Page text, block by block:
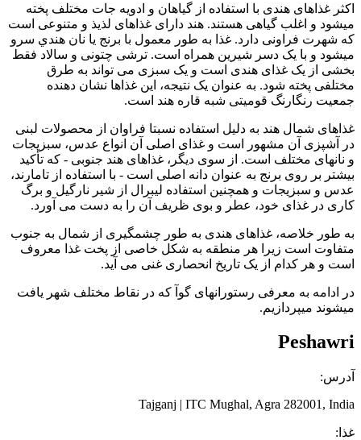
اکثر غذاهای هندی با استفاده از گیاهان و ادویه جات مختلف پخته
میشود و اغلب گیاهی هستند. هند دارای غذاهای لذیذ و متنوعی است
که شهرت فراونی دارد. غذا به طور معمول با برنج یا نان هندي سرو
میشود و با یک دسر شیرین همراه است. ترشی چتونی و سالاد فقط
بخشی از یک غذای هندی است و یک سبزی می تواند به طرق
مختلفی پخته شود. به عنوان یک نتیجه، این غذاها نشان دهنده
جمعیت رنگارنگ قومیتی شبه قاره هند است.
غذاهای شمال هند به دلیل استفاده نسبتا فراوان از محصولات لبنی
در آشپزی آن مشهور است و غذای اصلی آن انواع عدس، سبزیجات
و نانهای مختلف است. از سوی دیگر، غذاهای هند جنوبی - که تأکید
بیشتر بر روی برنج به عنوان دانه اصلی است - با استفاده از تامارند،
عدس و سبزیجات و همچنین استفاده لیبرال از شیر نارگیل و برگ
کاری در غذای خود، عطر و بوی ظریف آن را به دست می آورد.
به طور خلاصه، غذاهای هندی به طور چشمگیری از شمال به جنوب
متفاوت است زیرا هر منطقه به شکل خاصی از پخت غذا معروف
است و هر کدام از یک تاریخ انحصاری غنی می آید.
در ادامه به معرفی رستورانهای گوآ که در نقاط مختلف شهر یافت
میشوند میپردازیم.
Peshawri
آدرس:
Tajganj | ITC Mughal, Agra 282001, India
غذا: